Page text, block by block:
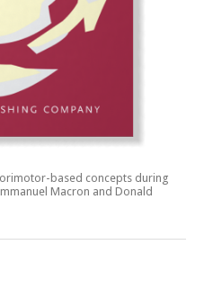
based concepts during
Macron and Donald